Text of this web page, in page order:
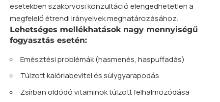
esetekben szakorvosi konzultáció elengedhetetlen a
megfelelő étrendi irányelvek meghatározásához.
Lehetséges mellékhatások nagy mennyiségű
fogyasztás esetén:
Emésztési problémák (hasmenés, haspuffadás)
Túlzott kalóriabevitel és súlygyarapodás
Zsírban oldódó vitaminok túlzott felhalmozódása